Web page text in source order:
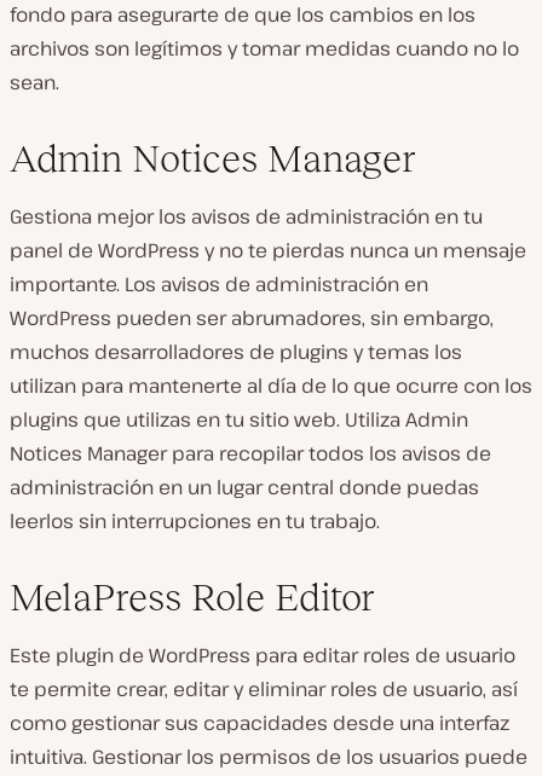
fondo para asegurarte de que los cambios en los
archivos son legítimos y tomar medidas cuando no lo
sean.
Admin Notices Manager
Gestiona mejor los avisos de administración en tu
panel de WordPress y no te pierdas nunca un mensaje
importante. Los avisos de administración en
WordPress pueden ser abrumadores, sin embargo,
muchos desarrolladores de plugins y temas los
utilizan para mantenerte al día de lo que ocurre con los
plugins que utilizas en tu sitio web. Utiliza Admin
Notices Manager para recopilar todos los avisos de
administración en un lugar central donde puedas
leerlos sin interrupciones en tu trabajo.
MelaPress Role Editor
Este plugin de WordPress para editar roles de usuario
te permite crear, editar y eliminar roles de usuario, así
como gestionar sus capacidades desde una interfaz
intuitiva. Gestionar los permisos de los usuarios puede